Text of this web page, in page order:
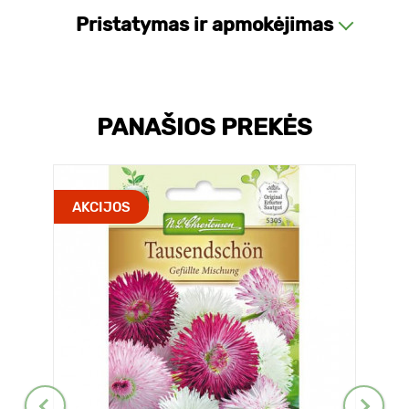
Pristatymas ir apmokėjimas
PANAŠIOS PREKĖS
AKCIJOS